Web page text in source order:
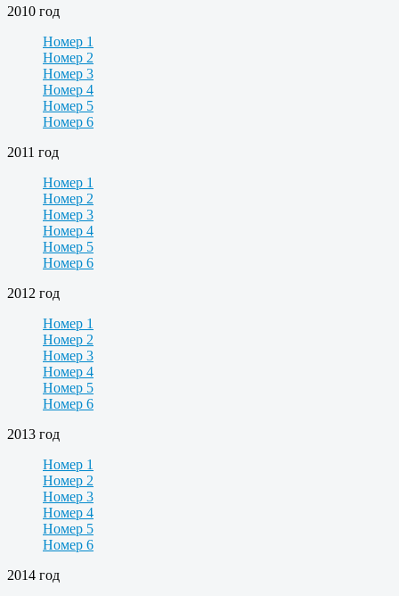
2010 год
Номер 1
Номер 2
Номер 3
Номер 4
Номер 5
Номер 6
2011 год
Номер 1
Номер 2
Номер 3
Номер 4
Номер 5
Номер 6
2012 год
Номер 1
Номер 2
Номер 3
Номер 4
Номер 5
Номер 6
2013 год
Номер 1
Номер 2
Номер 3
Номер 4
Номер 5
Номер 6
2014 год